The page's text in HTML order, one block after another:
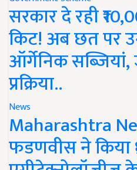
सरकार दे रही
किट! अब छत पर
ऑर्गेनिक
प्रक्रिया..
News
Maharashtra
फडणवीस ने किया